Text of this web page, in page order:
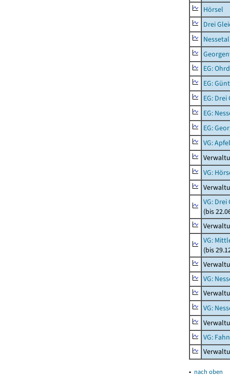
Hörsel
Drei
Nessetal
EG:
EG:
EG:
EG:
EG:
VG:
VG:
VG:
(bis
VG:
(bis
VG:
VG:
VG:
▴ nach oben